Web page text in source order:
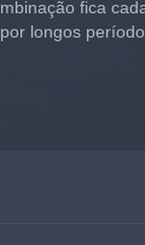
fica
longos